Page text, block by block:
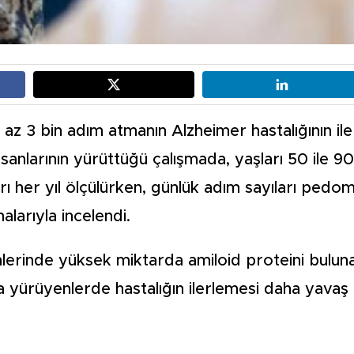
3 bin adım atmanın Alzheimer
yürüttüğü çalışmada, yaşları 50 ile
her yıl ölçülürken, günlük adım sayıları
incelendi.
yüksek miktarda amiloid proteini
yürüyenlerde hastalığın ilerlemesi daha